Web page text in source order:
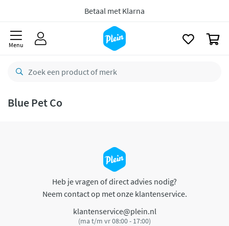
Betaal met Klarna
Menu
Blue Pet Co
Heb je vragen of direct advies nodig?
Neem contact op met onze klantenservice.
klantenservice@plein.nl
(ma t/m vr 08:00 - 17:00)